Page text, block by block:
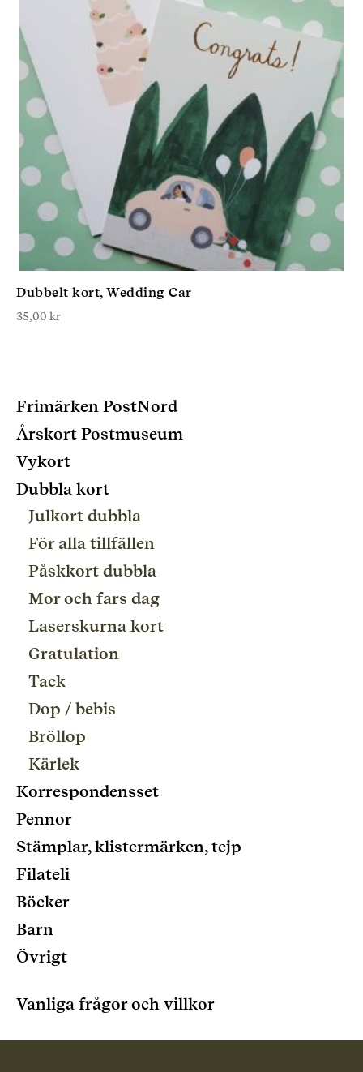
Dubbelt kort, Wedding Car
35,00 kr
Frimärken PostNord
Årskort Postmuseum
Vykort
Dubbla kort
Julkort dubbla
För alla tillfällen
Påskkort dubbla
Mor och fars dag
Laserskurna kort
Gratulation
Tack
Dop / bebis
Bröllop
Kärlek
Korrespondensset
Pennor
Stämplar, klistermärken, tejp
Filateli
Böcker
Barn
Övrigt
Vanliga frågor och villkor